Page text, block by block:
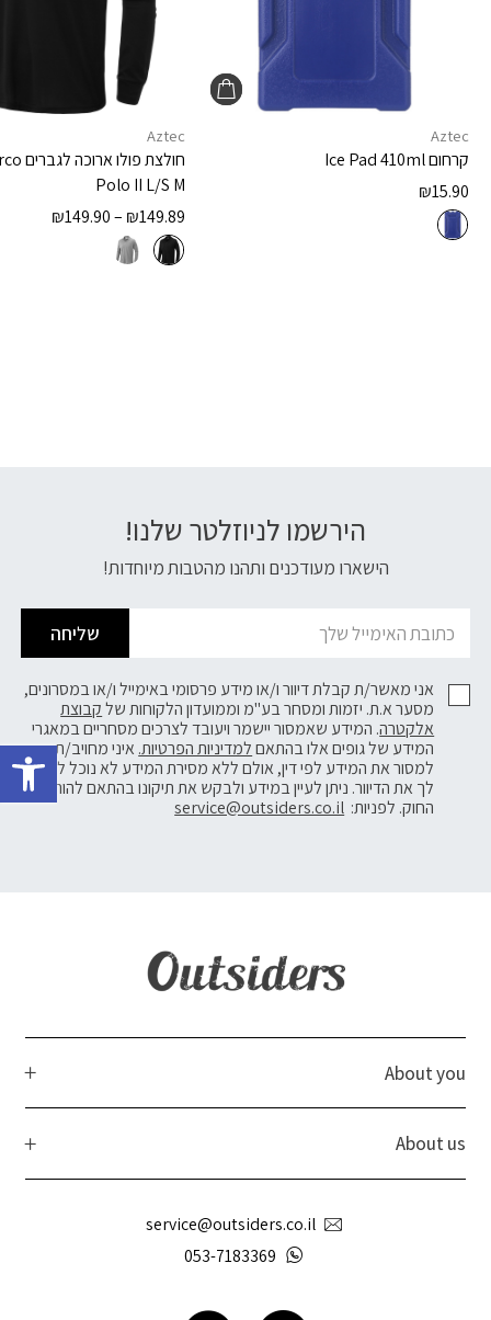
Aztec
קרחוםIce Pad 410ml
₪15.90
Aztec
חולצת פולו ארוכה לגברים
Polo II L/S M
₪149.89
–
₪149.90
הירשמו לניוזלטר שלנו!
הישארו מעודכנים ותהנו מהטבות מיוחדות!
שליחה
אני מאשר/ת קבלת דיוור ו/או מידע פרסומי באימייל ו/או במסרונים,
מסער א.ת. יזמות ומסחר בע"מ וממועדון הלקוחות שלקבוצת
אלקטרה. המידע שאמסור יישמר ויעובד לצרכים מסחריים במאגרי
המידע של גופים אלו בהתאםלמדיניות הפרטיות. איני מחויב/ת
למסור את המידע לפי דין, אולם ללא מסירת המידע לא נוכל לשלוח
לך את הדיוור. ניתן לעיין במידע ולבקש את תיקונו בהתאם להוראות
החוק. לפניות: service@outsiders.co.il
About you
About us
service@outsiders.co.il
053-7183369